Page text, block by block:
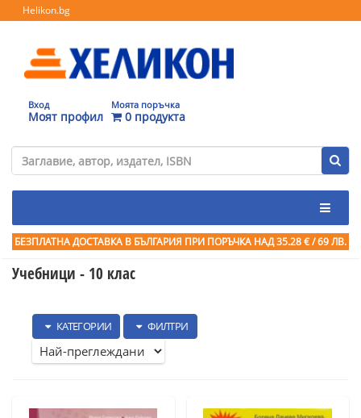
Helikon.bg
Вход
Моят профил
Моята поръчка
0 продукта
БЕЗПЛАТНА ДОСТАВКА В БЪЛГАРИЯ ПРИ ПОРЪЧКА НАД 35.28 € / 69 ЛВ.
Учебници - 10 клас
КАТЕГОРИИ ФИЛТРИ